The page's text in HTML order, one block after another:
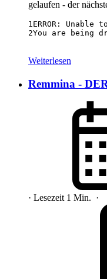
gelaufen - der
1
2You are being
Weiterlesen
Remmina -
· Lesezeit 1 Min. ·